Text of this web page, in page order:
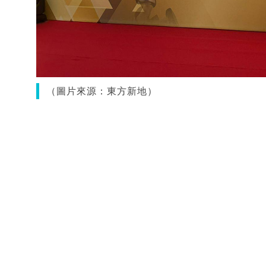
（圖片來源：東方新地）